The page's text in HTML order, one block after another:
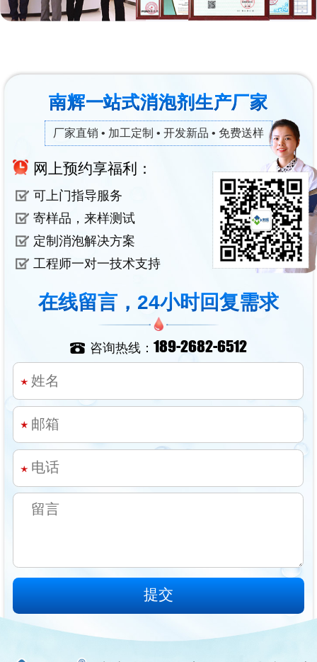
在线留言，24小时回复需求
南辉一站式消泡剂生产厂家
厂家直销 • 加工定制 • 开发新品 • 免费送样
网上预约享福利：
可上门指导服务
寄样品，来样测试
定制消泡解决方案
工程师一对一技术支持
咨询热线： 189-2682-6512